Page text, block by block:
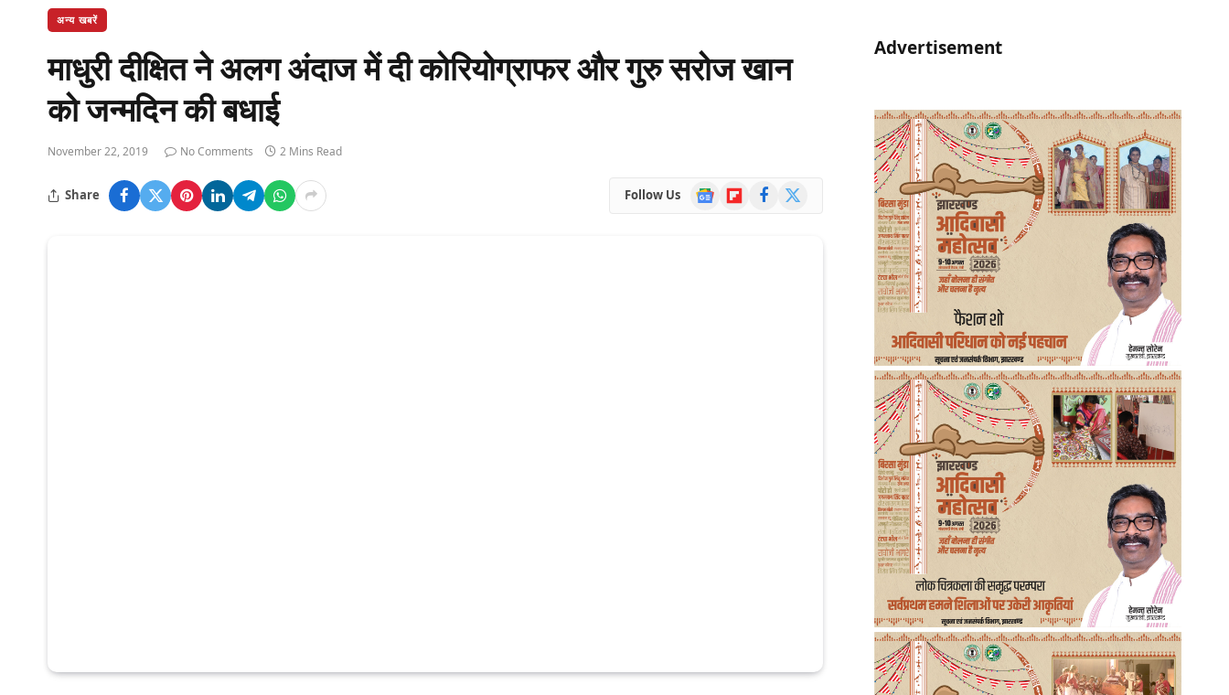
अन्य खबरें
माधुरी दीक्षित ने अलग अंदाज में दी कोरियोग्राफर और गुरु सरोज खान
को जन्मदिन की बधाई
November 22, 2019 No Comments 2 Mins Read
Share Follow Us
Google
News
FlipboardFacebook
Advertisement